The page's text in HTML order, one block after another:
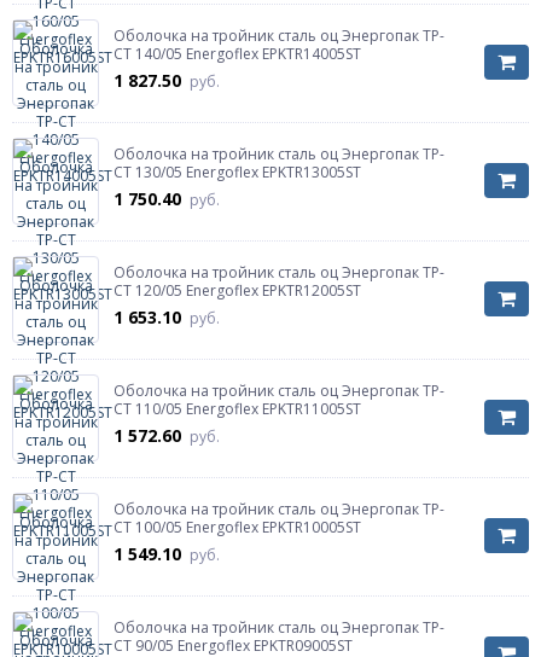
Оболочка на тройник сталь оц Энергопак ТР-
СТ 140/05 Energoflex EPKTR14005ST
1 827.50 руб.
Оболочка на тройник сталь оц Энергопак ТР-
СТ 130/05 Energoflex EPKTR13005ST
1 750.40 руб.
Оболочка на тройник сталь оц Энергопак ТР-
СТ 120/05 Energoflex EPKTR12005ST
1 653.10 руб.
Оболочка на тройник сталь оц Энергопак ТР-
СТ 110/05 Energoflex EPKTR11005ST
1 572.60 руб.
Оболочка на тройник сталь оц Энергопак ТР-
СТ 100/05 Energoflex EPKTR10005ST
1 549.10 руб.
Оболочка на тройник сталь оц Энергопак ТР-
СТ 90/05 Energoflex EPKTR09005ST